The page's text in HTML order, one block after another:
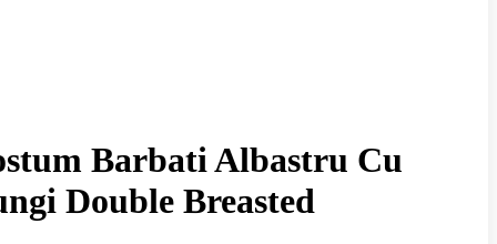
Barbati Albastru Cu
Double Breasted